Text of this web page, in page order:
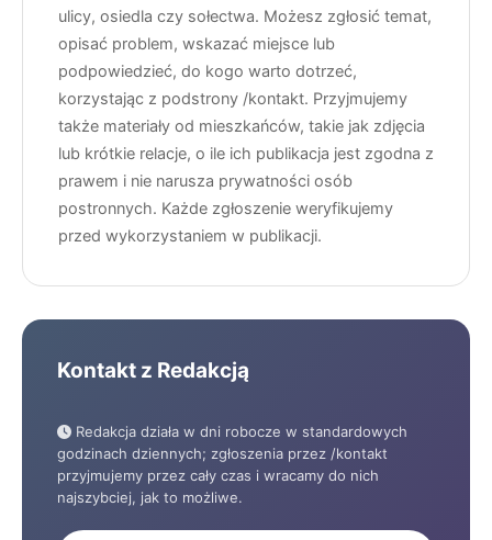
ulicy, osiedla czy sołectwa. Możesz zgłosić temat,
opisać problem, wskazać miejsce lub
podpowiedzieć, do kogo warto dotrzeć,
korzystając z podstrony /kontakt. Przyjmujemy
także materiały od mieszkańców, takie jak zdjęcia
lub krótkie relacje, o ile ich publikacja jest zgodna z
prawem i nie narusza prywatności osób
postronnych. Każde zgłoszenie weryfikujemy
przed wykorzystaniem w publikacji.
Kontakt z Redakcją
Redakcja działa w dni robocze w standardowych
godzinach dziennych; zgłoszenia przez /kontakt
przyjmujemy przez cały czas i wracamy do nich
najszybciej, jak to możliwe.